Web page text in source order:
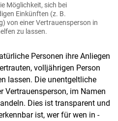
Möglichkeit, sich bei
Einkünften (z. B.
von einer Vertrauensperson in
zu lassen.
Personen ihre Anliegen
volljährigen Person
lassen. Die unentgeltliche
Vertrauensperson, im Namen
Dies ist transparent und
ist, wer für wen in